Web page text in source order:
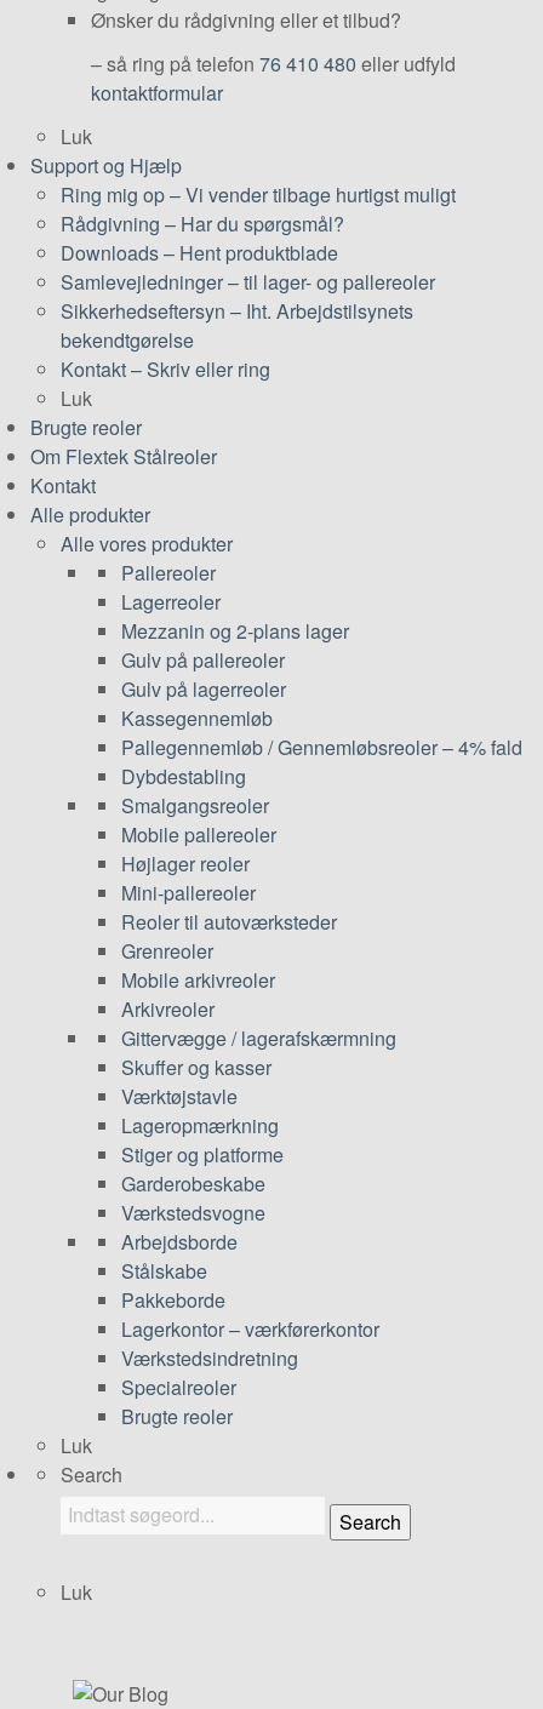
Ønsker du rådgivning eller et tilbud?
– så ring på telefon 76 410 480 eller udfyld
kontaktformular
Luk
Support og Hjælp
Ring mig op–Vi vender tilbage hurtigst muligt
Rådgivning – Har du spørgsmål?
Downloads– Hent produktblade
Samlevejledninger–til lager- og pallereoler
Sikkerhedseftersyn – Iht. Arbejdstilsynets
bekendtgørelse
Kontakt– Skriv eller ring
Luk
Brugte reoler
Om Flextek Stålreoler
Kontakt
Alle produkter
Alle vores produkter
Pallereoler
Lagerreoler
Mezzanin og 2-plans lager
Gulv på pallereoler
Gulv på lagerreoler
Kassegennemløb
Pallegennemløb / Gennemløbsreoler – 4% fald
Dybdestabling
Smalgangsreoler
Mobile pallereoler
Højlager reoler
Mini-pallereoler
Reoler til autoværksteder
Grenreoler
Mobile arkivreoler
Arkivreoler
Gittervægge / lagerafskærmning
Skuffer og kasser
Værktøjstavle
Lageropmærkning
Stiger og platforme
Garderobeskabe
Værkstedsvogne
Arbejdsborde
Stålskabe
Pakkeborde
Lagerkontor – værkførerkontor
Værkstedsindretning
Specialreoler
Brugte reoler
Luk
Search
Search
Luk